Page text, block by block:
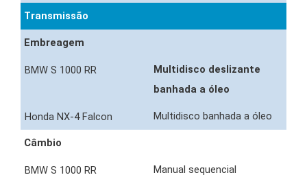
Transmissão
Embreagem
Multidisco deslizante
banhada a óleo
Multidisco banhada a óleo
Câmbio
Manual sequencial